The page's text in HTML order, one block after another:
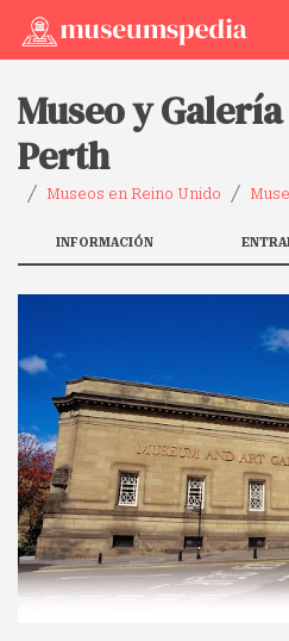
Museo y
Perth
Museos en Reino Unido
INFORMACIÓN